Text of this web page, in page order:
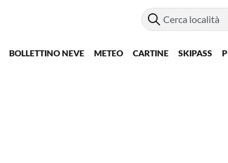
BOLLETTINO NEVE METEO CARTINE SKIPASS